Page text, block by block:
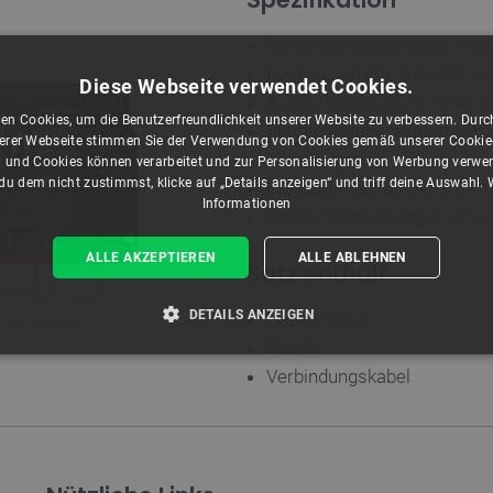
Eingangsstrom: 0 bis 20 A
Betriebstemperaturbereich: -
Kabellänge: 1,5 m
Modulabmessungen: 32 x
Satz enthält
Hauptmodul
Verbindungskabel
Diese Webseite verwendet Cookies.
Cookies, um die Benutzerfreundlichkeit unserer Website zu verbessern.
Webseite stimmen Sie der Verwendung von Cookies gemäß unserer
und Cookies können verarbeitet und zur Personalisierung von Werbung
dem nicht zustimmst, klicke auf „Details anzeigen“ und triff deine Auswahl.
Informationen
ALLE AKZEPTIEREN ALLE ABLEHNEN
DETAILS ANZEIGEN